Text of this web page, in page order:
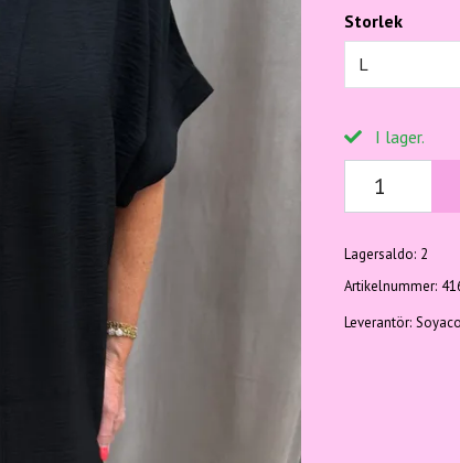
Storlek
L
I lager.
Lagersaldo: 2
Artikelnummer:
Leverantör: